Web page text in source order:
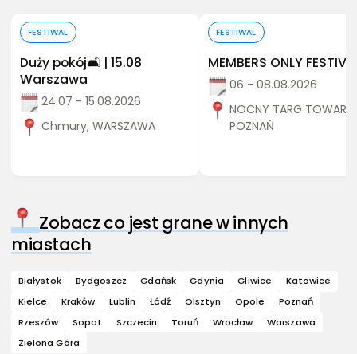
FESTIWAL
Duży pokój🛋️ | 15.08
Warszawa
24.07 - 15.08.2026
Chmury, WARSZAWA
FESTIWAL
MEMBERS ONLY
06 - 08.08.2026
NOCNY TARG
POZNAŃ
Zobacz co jest grane w innych
miastach
Białystok Bydgoszcz Gdańsk Gdynia Gliwice
Katowice
Kielce
Kraków Lublin Łódź Olsztyn Opole
Poznań
Rzeszów
Sopot Szczecin Toruń Wrocław
Warszawa
Zielona Góra